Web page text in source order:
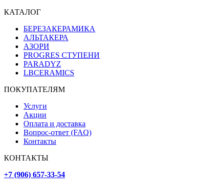
КАТАЛОГ
БЕРЕЗАКЕРАМИКА
АЛЬТАКЕРА
АЗОРИ
PROGRES СТУПЕНИ
PARADYZ
LBCERAMICS
ПОКУПАТЕЛЯМ
Услуги
Акции
Оплата и доставка
Вопрос-ответ (FAQ)
Контакты
КОНТАКТЫ
+7 (906) 657-33-54